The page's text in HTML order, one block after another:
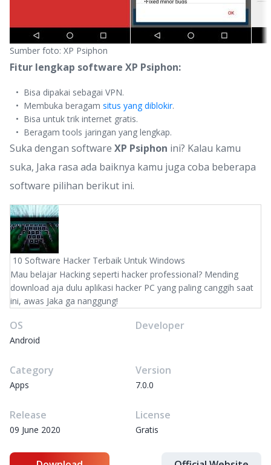
Sumber foto: XP Psiphon
Fitur lengkap software XP Psiphon:
Bisa dipakai sebagai VPN.
Membuka beragamsitus yang diblokir.
Bisa untuk trik internet gratis.
Beragam tools jaringan yang lengkap.
Suka dengan software XP Psiphon ini? Kalau kamu
suka, Jaka rasa ada baiknya kamu juga coba beberapa
software pilihan berikut ini.
10 Software Hacker Terbaik Untuk Windows
Mau belajar Hacking seperti hacker professional? Mending
download aja dulu aplikasi hacker PC yang paling canggih saat
ini, awas Jaka ga nanggung!
OS
Android
Developer
Category
Apps
Version
7.0.0
Release
09 June 2020
License
Gratis